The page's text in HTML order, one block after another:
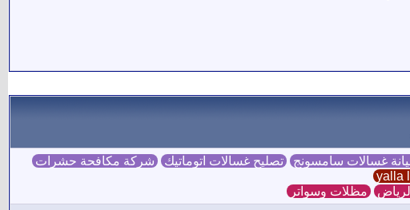
غسالات سامسونج تصليح غسالات اتوماتيك شركة مكافحة حشرات
مظلات وسواتر